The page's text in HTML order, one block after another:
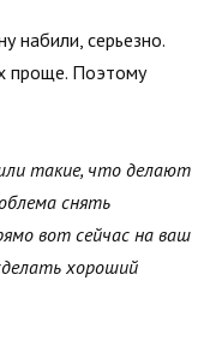
набили, серьезно.
проще. Поэтому
такие, что делают
снять
вот сейчас на ваш
хороший